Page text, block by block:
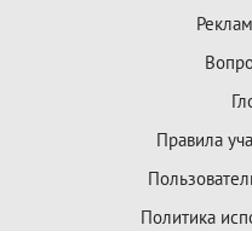
Правила
Политика